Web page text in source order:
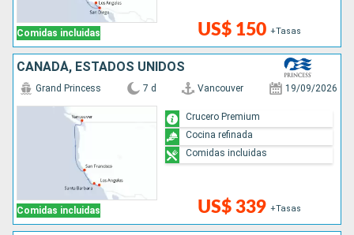
Comidas incluidas US$ 150 +Tasas
CANADÁ, ESTADOS UNIDOS
Comidas incluidas
Grand Princess 7 d Vancouver 19/09/2026
US$ 339 +Tasas
Crucero Premium
Cocina refinada
Comidas incluidas